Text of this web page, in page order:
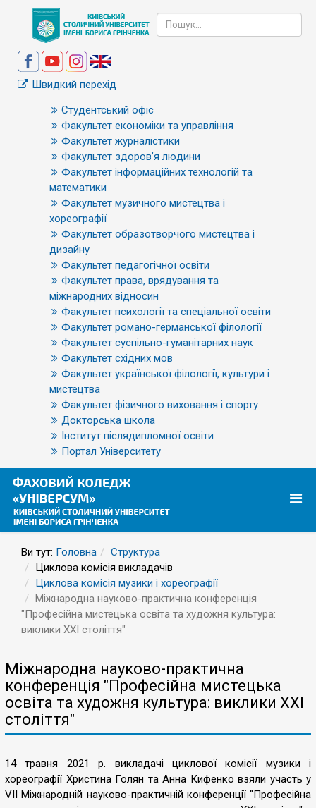
Швидкий перехід
Студентський офіс
Факультет економіки та управління
Факультет журналістики
Факультет здоров’я людини
Факультет інформаційних технологій та
математики
Факультет музичного мистецтва і
хореографії
Факультет образотворчого мистецтва і
дизайну
Факультет педагогічної освіти
Факультет права, врядування та
міжнародних відносин
Факультет психології та спеціальної освіти
Факультет романо-германської філології
Факультет суспільно-гуманітарних наук
Факультет східних мов
Факультет української філології, культури і
мистецтва
Факультет фізичного виховання і спорту
Докторська школа
Інститут післядипломної освіти
Портал Університету
Ви тут: Головна
Структура
Циклова комісія викладачів
Циклова комісія музики і хореографії
Міжнародна науково-практична конференція
"Професійна мистецька освіта та художня культура:
виклики ХХІ століття"
Міжнародна науково-практична
конференція "Професійна мистецька
освіта та художня культура: виклики ХХІ
століття"
14 травня 2021 р. викладачі циклової комісії музики і
хореографії Христина Голян та Анна Кифенко взяли участь у
VII Міжнародній науково-практичній конференції "Професійна